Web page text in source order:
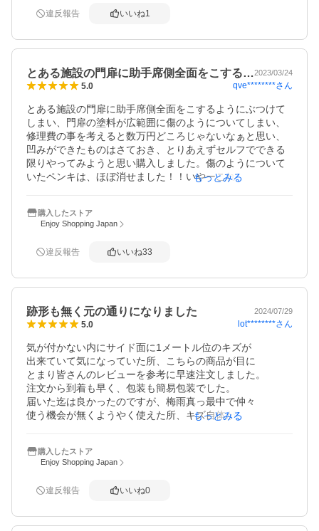
違反報告 いいね1
とある施設の門扉に助手席側全面をこする…2023/03/24
5.0 qve********さん
とある施設の門扉に助手席側全面をこするようにぶつけて
しまい、門扉の塗料が広範囲に傷のようについてしまい、
修理費の事を考えると数万円どころじゃないなぁと思い、
凹みができたものはさておき、とりあえずセルフでできる
限りやってみようと思い購入しました。傷のようについて
いたペンキは、ほぼ消せました！！いやーこれは最高に優
3本購入して、あと一本残っているのでまた細かい部分の補
修に使おうと思います。
もっとみる
購入したストア
Enjoy Shopping Japan
違反報告 いいね33
跡形も無く元の通りになりました 2024/07/29
5.0 lot********さん
気が付かない内にサイド面に1メートル位のキズが
出来ていて気になっていた所、こちらの商品が目に
とまり皆さんのレビューを参考に早速注文しました。
注文から到着も早く、包装も簡易包装でした。
届いた迄は良かったのですが、梅雨真っ最中で仲々
使う機会が無くようやく使えた所、キズ自体が浅かった為
コスパも良く言う事無しです。又、機会があれば再度
注文させて頂きたいと思います。
もっとみる
購入したストア
Enjoy Shopping Japan
違反報告 いいね0